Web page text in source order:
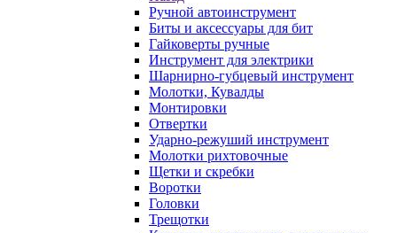
Ручной автоинструмент
Биты и аксессуары для бит
Гайковерты ручные
Инструмент для электрики
Шарнирно-губцевый инструмент
Молотки, Кувалды
Монтировки
Отвертки
Ударно-режуший инструмент
Молотки рихтовочные
Щетки и скребки
Воротки
Головки
Трещотки